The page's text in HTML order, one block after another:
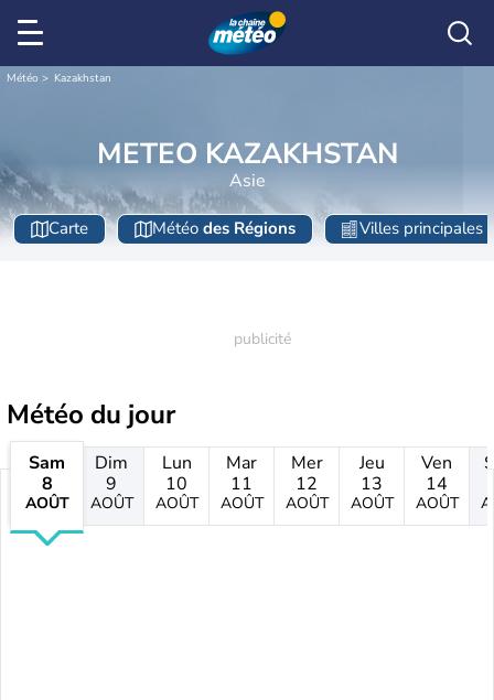
Météo Kazakhstan
METEO KAZAKHSTAN
Asie
Carte Météo des Régions Villes principales
Météo du jour
Sam
8
AOÛT
Dim
9
AOÛT
Lun
10
AOÛT
Mar
11
AOÛT
Mer
12
AOÛT
Jeu
13
AOÛT
Ven
14
AOÛT